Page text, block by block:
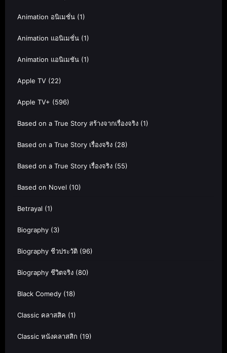
Animation อนิเมชั่น (1)
Animation แอนิเมชั่น (1)
Animation แอนิเมชัน (1)
Apple TV (22)
Apple TV+ (596)
Based on a True Story สร้างจากเรื่องจริง (1)
Based on a True Story เรื่องจริง (28)
Based on a True Story เรื่องจริง (55)
Based on Novel (10)
Betrayal (1)
Biography (3)
Biography ชีวประวัติ (96)
Biography ชีวิตจริง (80)
Black Comedy (18)
Classic คลาสสิค (1)
Classic หนังคลาสสิก (19)